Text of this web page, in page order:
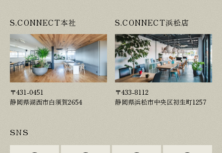
S.CONNECT本社
〒431-0451
静岡県湖西市白須賀2654
S.CONNECT浜松店
〒433-8112
静岡県浜松市中央区初生町1257
SNS